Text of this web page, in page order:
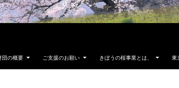
団の概要 ご支援のお願い きぼうの桜事業とは、 東